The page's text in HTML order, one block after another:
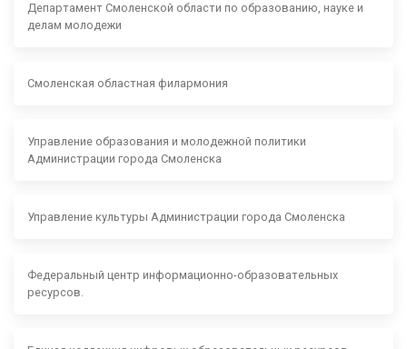
Департамент Смоленской области по образованию, науке и
делам молодежи
Смоленская областная филармония
Управление образования и молодежной политики
Администрации города Смоленска
Управление культуры Администрации города Смоленска
Федеральный центр информационно-образовательных
ресурсов.